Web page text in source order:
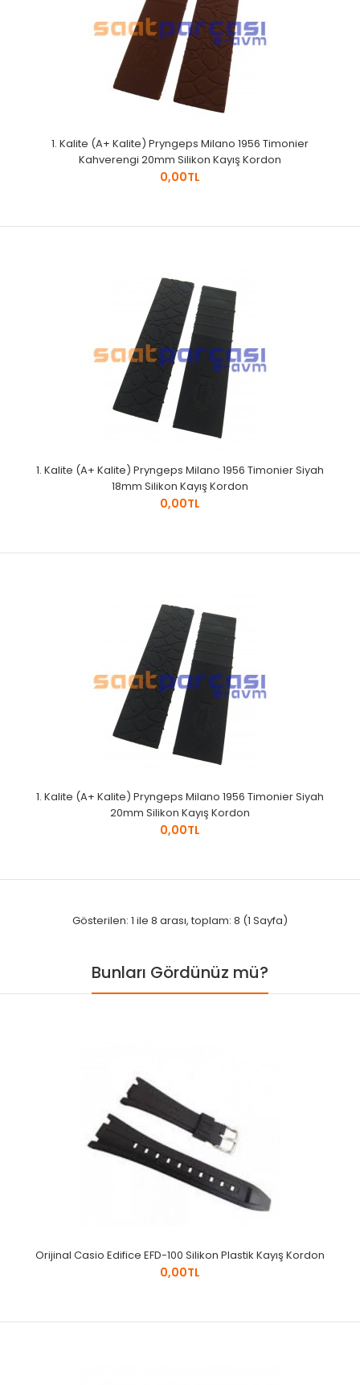
1. Kalite (A+ Kalite) Pryngeps Milano 1956 Timonier
Kahverengi 20mm Silikon Kayış Kordon
0,00TL
1. Kalite (A+ Kalite) Pryngeps Milano 1956 Timonier Siyah
18mm Silikon Kayış Kordon
0,00TL
1. Kalite (A+ Kalite) Pryngeps Milano 1956 Timonier Siyah
20mm Silikon Kayış Kordon
0,00TL
Gösterilen: 1 ile 8 arası, toplam: 8 (1 Sayfa)
Bunları Gördünüz mü?
Orijinal Casio Edifice EFD-100 Silikon Plastik Kayış Kordon
0,00TL